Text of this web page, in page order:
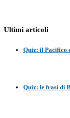
Ultimi articoli
Quiz: il Pacifico
Quiz: le frasi di